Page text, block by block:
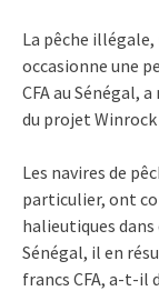
La pêche
occasionne une
CFA au Sénégal,
du projet
Les navires de
particulier, ont
halieutiques dans
Sénégal, il en
francs CFA, a-t-il